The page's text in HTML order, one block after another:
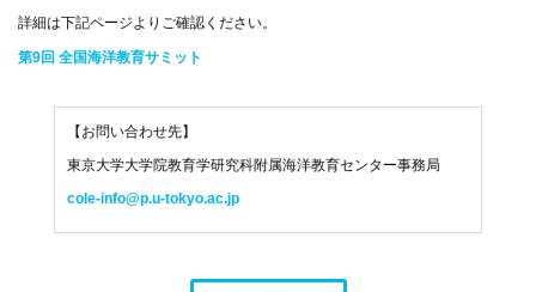
詳細は下記ページよりご確認ください。
第9回 全国海洋教育サミット
【お問い合わせ先】
東京大学大学院教育学研究科附属海洋教育センター事務局
cole-info@p.u-tokyo.ac.jp